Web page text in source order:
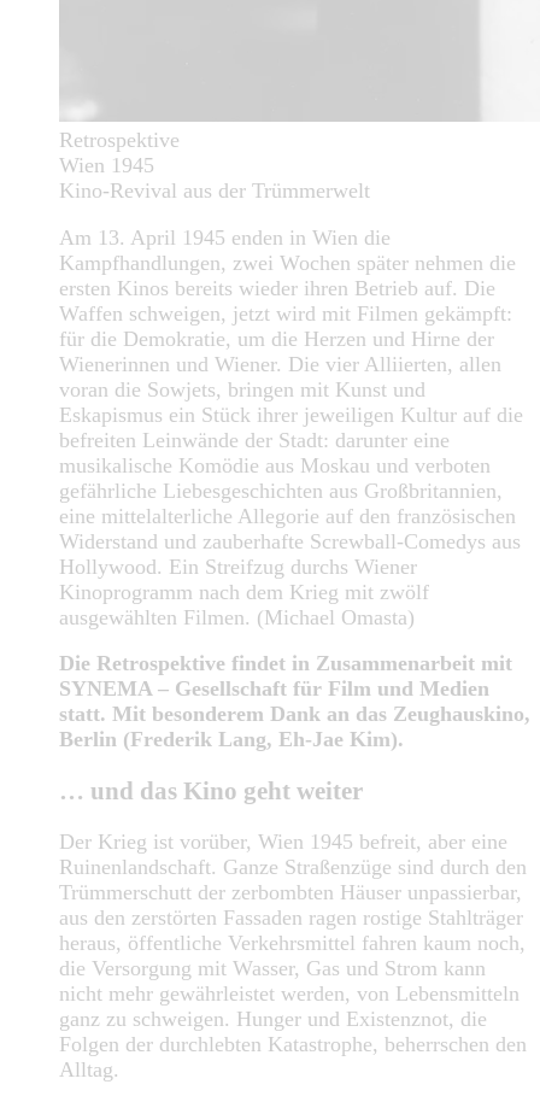
Retrospektive
Wien 1945
Kino-Revival aus der Trümmerwelt
Am 13. April 1945 enden in Wien die
Kampfhandlungen, zwei Wochen später nehmen die
ersten Kinos bereits wieder ihren Betrieb auf. Die
Waffen schweigen, jetzt wird mit Filmen gekämpft:
für die Demokratie, um die Herzen und Hirne der
Wienerinnen und Wiener. Die vier Alliierten, allen
voran die Sowjets, bringen mit Kunst und
Eskapismus ein Stück ihrer jeweiligen Kultur auf die
befreiten Leinwände der Stadt: darunter eine
musikalische Komödie aus Moskau und verboten
gefährliche Liebesgeschichten aus Großbritannien,
eine mittelalterliche Allegorie auf den französischen
Widerstand und zauberhafte Screwball-Comedys aus
Hollywood. Ein Streifzug durchs Wiener
Kinoprogramm nach dem Krieg mit zwölf
ausgewählten Filmen. (Michael Omasta)
Die Retrospektive findet in Zusammenarbeit mit
SYNEMA – Gesellschaft für Film und Medien
statt. Mit besonderem Dank an das Zeughauskino,
Berlin (Frederik Lang, Eh-Jae Kim).
… und das Kino geht weiter
Der Krieg ist vorüber, Wien 1945 befreit, aber eine
Ruinenlandschaft. Ganze Straßenzüge sind durch den
Trümmerschutt der zerbombten Häuser unpassierbar,
aus den zerstörten Fassaden ragen rostige Stahlträger
heraus, öffentliche Verkehrsmittel fahren kaum noch,
die Versorgung mit Wasser, Gas und Strom kann
nicht mehr gewährleistet werden, von Lebensmitteln
ganz zu schweigen. Hunger und Existenznot, die
Folgen der durchlebten Katastrophe, beherrschen den
Alltag.